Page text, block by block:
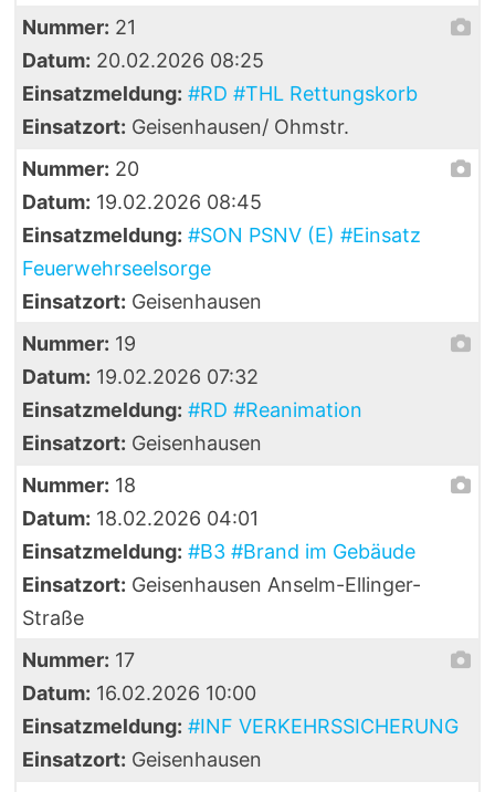
Nummer: 21
Datum: 20.02.2026 08:25
Einsatzmeldung: #RD #THL Rettungskorb
Einsatzort: Geisenhausen/ Ohmstr.
Nummer: 20
Datum: 19.02.2026 08:45
Einsatzmeldung: #SON PSNV (E) #Einsatz
Feuerwehrseelsorge
Einsatzort: Geisenhausen
Nummer: 19
Datum: 19.02.2026 07:32
Einsatzmeldung: #RD #Reanimation
Einsatzort: Geisenhausen
Nummer: 18
Datum: 18.02.2026 04:01
Einsatzmeldung: #B3 #Brand im Gebäude
Einsatzort: Geisenhausen Anselm-Ellinger-
Straße
Nummer: 17
Datum: 16.02.2026 10:00
Einsatzmeldung: #INF VERKEHRSSICHERUNG
Einsatzort: Geisenhausen